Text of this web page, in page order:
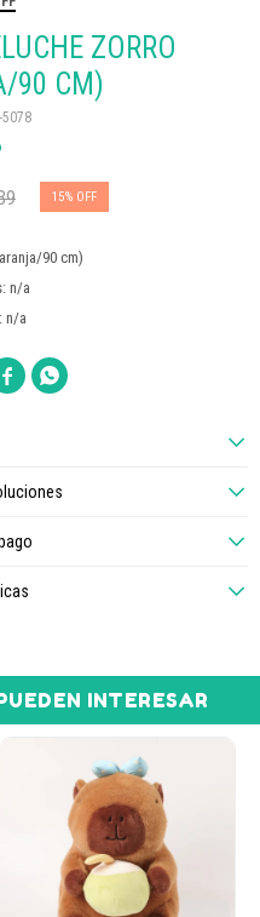
ZORRO
90 CM)
15
90 cm)
n/a
n/a
 
INTERESAR